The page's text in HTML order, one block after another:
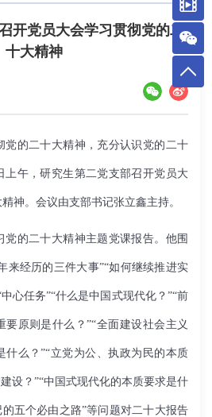
开党员大会学习贯彻党的二
十大精神
的二十大精神，充分认识党的二十
上午，研究生第二党支部召开党员大
神。会议由支部书记张立鑫主持。
党的二十大精神主题党课报告。他围
来经历的三件大事”“如何继续推进实
心任务”“什么是中国式现代化？”“前
原则是什么？”“全面建设社会主义
什么？”“立党为公、执政为民的本质
设？”“中国式现代化的本质要求是什
五个必由之路”等问题对二十大报告